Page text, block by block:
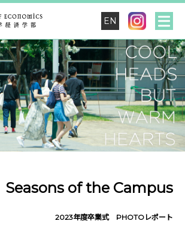
EN
Seasons of the Campus
2023年度卒業式 PHOTOレポート